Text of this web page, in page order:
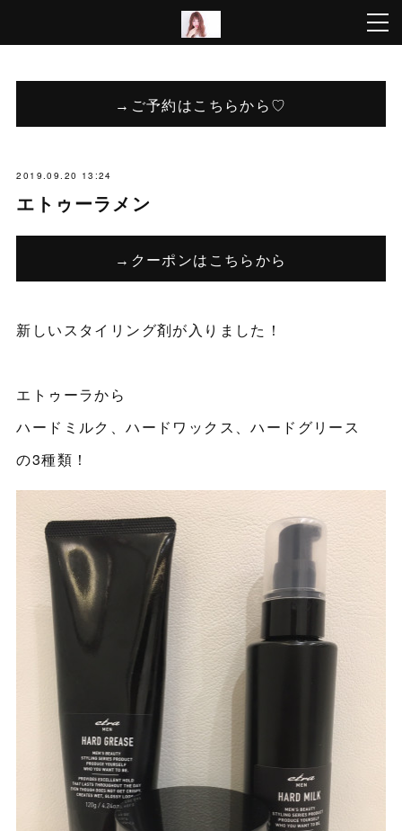
→ご予約はこちらから♡
2019.09.20 13:24
エトゥーラメン
→クーポンはこちらから
新しいスタイリング剤が入りました！
エトゥーラから
ハードミルク、ハードワックス、ハードグリース
の3種類！